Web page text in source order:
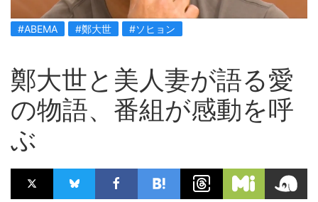
#ABEMA #鄭大世 #ソヒョン
鄭大世と美人妻が語る愛
の物語、番組が感動を呼
ぶ